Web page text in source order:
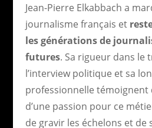
Jean-Pierre Elkabbach a
journalisme français et
les générations de
futures. Sa rigueur dans le
l’interview politique et sa
professionnelle témoignent
d’une passion pour ce
de gravir les échelons et de